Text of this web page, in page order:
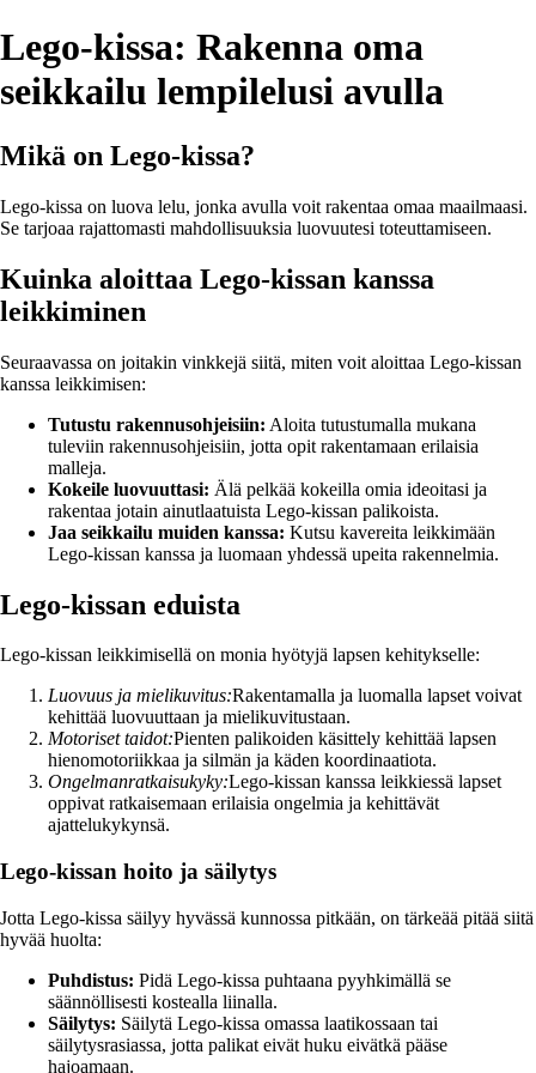
Lego-kissa: Rakenna oma
seikkailu lempilelusi avulla
Mikä on Lego-kissa?
Lego-kissa on luova lelu, jonka avulla voit rakentaa omaa maailmaasi.
Se tarjoaa rajattomasti mahdollisuuksia luovuutesi toteuttamiseen.
Kuinka aloittaa Lego-kissan kanssa
leikkiminen
Seuraavassa on joitakin vinkkejä siitä, miten voit aloittaa Lego-kissan
kanssa leikkimisen:
Tutustu rakennusohjeisiin: Aloita tutustumalla mukana
tuleviin rakennusohjeisiin, jotta opit rakentamaan erilaisia
malleja.
Kokeile luovuuttasi: Älä pelkää kokeilla omia ideoitasi ja
rakentaa jotain ainutlaatuista Lego-kissan palikoista.
Jaa seikkailu muiden kanssa: Kutsu kavereita leikkimään
Lego-kissan kanssa ja luomaan yhdessä upeita rakennelmia.
Lego-kissan eduista
Lego-kissan leikkimisellä on monia hyötyjä lapsen kehitykselle:
Luovuus ja mielikuvitus:Rakentamalla ja luomalla lapset voivat
kehittää luovuuttaan ja mielikuvitustaan.
Motoriset taidot:Pienten palikoiden käsittely kehittää lapsen
hienomotoriikkaa ja silmän ja käden koordinaatiota.
Ongelmanratkaisukyky:Lego-kissan kanssa leikkiessä lapset
oppivat ratkaisemaan erilaisia ongelmia ja kehittävät
ajattelukykynsä.
Lego-kissan hoito ja säilytys
Jotta Lego-kissa säilyy hyvässä kunnossa pitkään, on tärkeää pitää siitä
hyvää huolta:
Puhdistus: Pidä Lego-kissa puhtaana pyyhkimällä se
säännöllisesti kostealla liinalla.
Säilytys: Säilytä Lego-kissa omassa laatikossaan tai
säilytysrasiassa, jotta palikat eivät huku eivätkä pääse
hajoamaan.